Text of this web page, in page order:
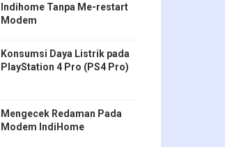
Indihome Tanpa Me-restart
Modem
Konsumsi Daya Listrik pada
PlayStation 4 Pro (PS4 Pro)
Mengecek Redaman Pada
Modem IndiHome